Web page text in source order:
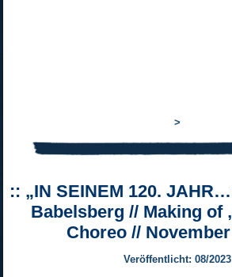
>
:: „IN SEINEM 120.
Babelsberg // Making of
Choreo //
Veröffentlicht: 08/2023